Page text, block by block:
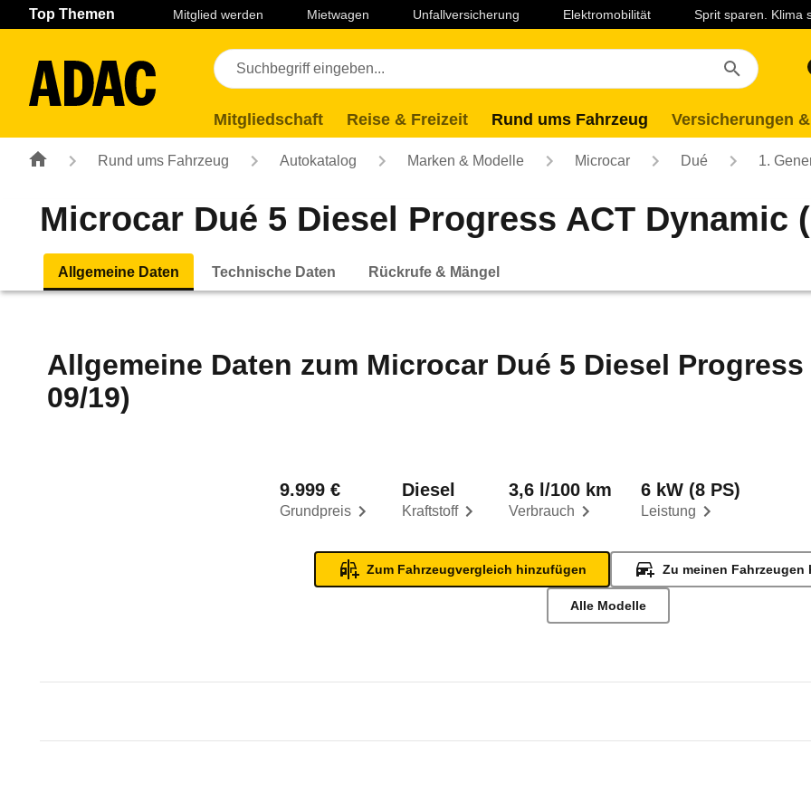
Navigation Seiteninhalt Fußzeile
Top Themen Mitglied werden Mietwagen Unfallversicherung Elektromobilität Sprit sparen. Klima
Mitgliedschaft Reise & Freizeit Rund ums Fahrzeug Versicherungen
Rund ums Fahrzeug Autokatalog Marken & Modelle Microcar Dué 1.
Microcar Dué 5 Diesel Progress ACT Dynamic
Allgemeine Daten Technische Daten Rückrufe & Mängel
Allgemeine Daten zum Microcar Dué 5 Diesel
09/19)
Grundpreis
9.999 €
Kraftstoff
Diesel
Verbrauch
3,6 l/100 km
Leistung
6 kW (8 PS)
Zum Fahrzeugvergleich hinzufügen Zu meinen Fahrzeugen
Alle Modelle